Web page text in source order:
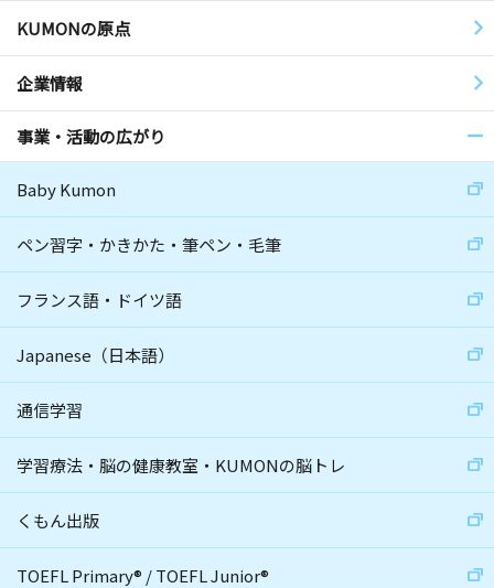
KUMONの原点
企業情報
事業・活動の広がり
Baby Kumon
ペン習字・かきかた・筆ペン・毛筆
フランス語・ドイツ語
Japanese（日本語）
通信学習
学習療法・脳の健康教室・KUMONの脳トレ
くもん出版
TOEFL Primary® /TOEFL Junior®